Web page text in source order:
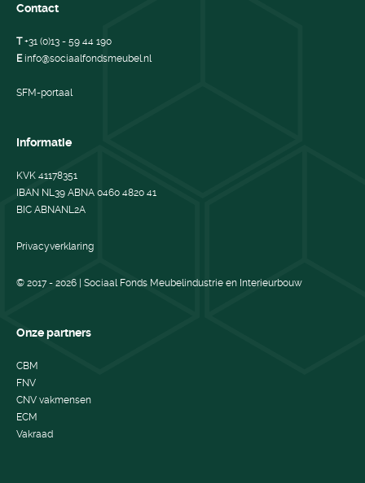
Contact
T+31 (0)13 - 59 44 190
E info@sociaalfondsmeubel.nl
SFM-portaal
Informatie
KVK 41178351
IBAN NL39 ABNA 0460 4820 41
BIC ABNANL2A
Privacyverklaring
© 2017 - 2026 | Sociaal Fonds Meubelindustrie en Interieurbouw
Onze partners
CBM
FNV
CNV vakmensen
ECM
Vakraad